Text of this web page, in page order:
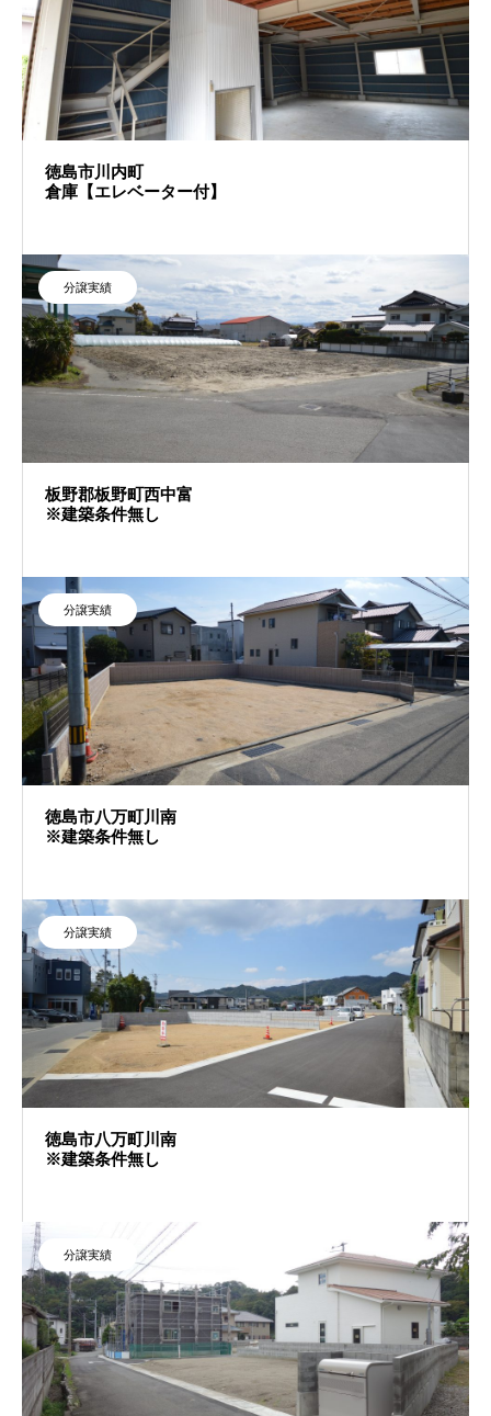
徳島市川内町
倉庫【エレベーター付】
分譲実績
板野郡板野町西中富
※建築条件無し
分譲実績
徳島市八万町川南
※建築条件無し
分譲実績
徳島市八万町川南
※建築条件無し
分譲実績